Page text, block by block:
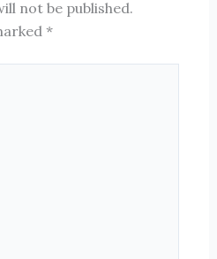
not be published.
*